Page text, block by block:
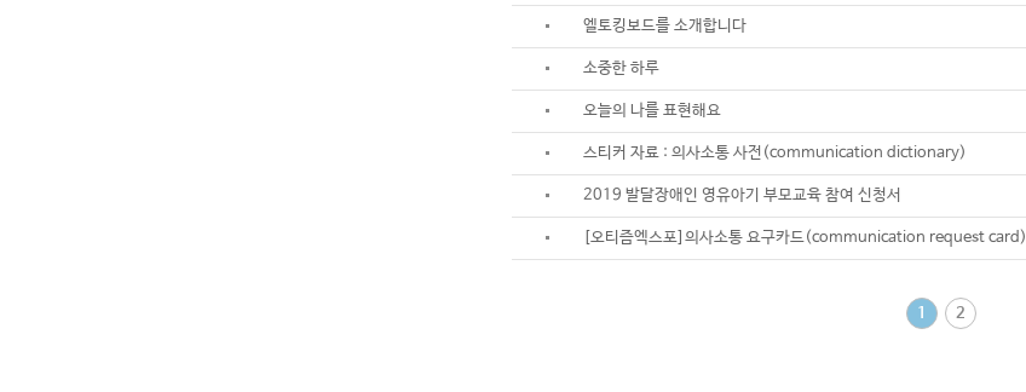
엘토킹보드를 소개합니다
소중한 하루
오늘의 나를 표현해요
스티커 자료 : 의사소통 사전(communication dictionary)
2019 발달장애인 영유아기 부모교육 참여 신청서
[오티즘엑스포]의사소통 요구카드(communication request card)
1 2